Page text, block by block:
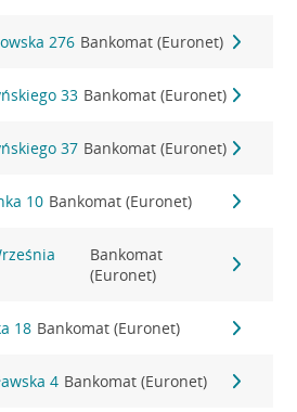
276 Bankomat (Euronet)
33 Bankomat (Euronet)
37 Bankomat (Euronet)
10 Bankomat (Euronet)
Bankomat
(Euronet)
18 Bankomat (Euronet)
4 Bankomat (Euronet)